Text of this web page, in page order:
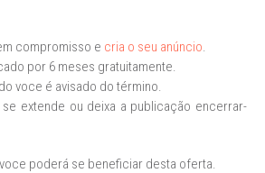
compromisso e cria o seu anúncio.
por 6 meses gratuitamente.
voce é avisado do término.
extende ou deixa a publicação encerrar-
poderá se beneficiar desta oferta.